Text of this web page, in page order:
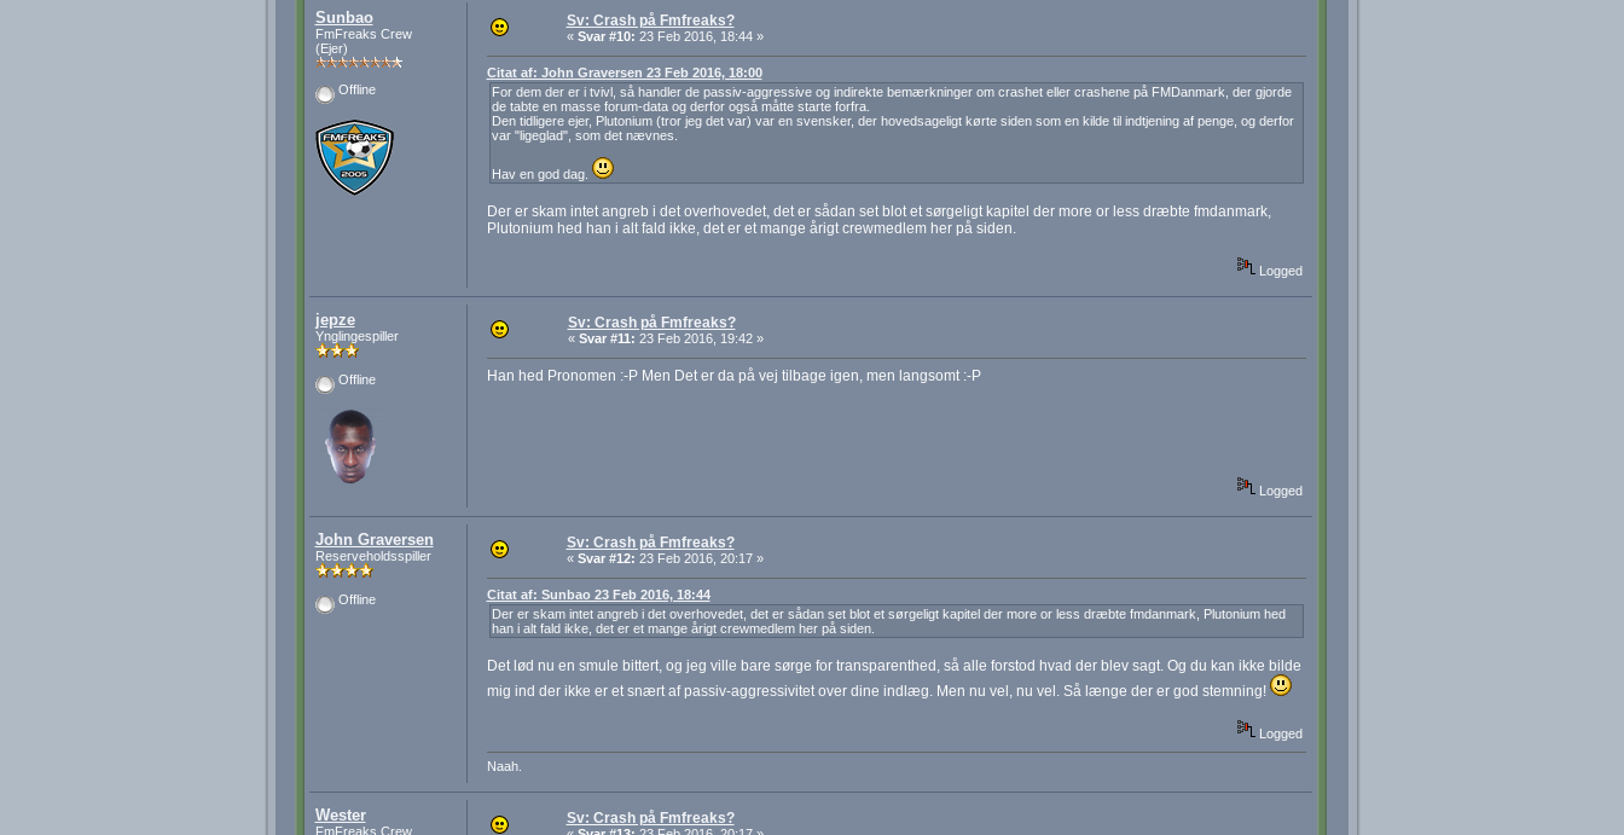
Sunbao
FmFreaks Crew
(Ejer)
Offline
Sv: Crash på Fmfreaks?
« Svar #10: 23 Feb 2016, 18:44 »
Citat af: John Graversen 23 Feb 2016, 18:00
For dem der er i tvivl, så handler de passiv-aggressive og indirekte bemærkninger om crashet eller crashene på FMDanmark, der gjorde
de tabte en masse forum-data og derfor også måtte starte forfra.
Den tidligere ejer, Plutonium (tror jeg det var) var en svensker, der hovedsageligt kørte siden som en kilde til indtjening af penge, og derfor
var "ligeglad", som det nævnes.
Hav en god dag.
Der er skam intet angreb i det overhovedet, det er sådan set blot et sørgeligt kapitel der more or less dræbte fmdanmark,
Plutonium hed han i alt fald ikke, det er et mange årigt crewmedlem her på siden.
Logged
jepze
Ynglingespiller
Offline
Sv: Crash på Fmfreaks?
« Svar #11: 23 Feb 2016, 19:42 »
Han hed Pronomen :-P Men Det er da på vej tilbage igen, men langsomt :-P
Logged
John Graversen
Reserveholdsspiller
Offline
Sv: Crash på Fmfreaks?
« Svar #12: 23 Feb 2016, 20:17 »
Citat af: Sunbao 23 Feb 2016, 18:44
Der er skam intet angreb i det overhovedet, det er sådan set blot et sørgeligt kapitel der more or less dræbte fmdanmark, Plutonium hed
han i alt fald ikke, det er et mange årigt crewmedlem her på siden.
Det lød nu en smule bittert, og jeg ville bare sørge for transparenthed, så alle forstod hvad der blev sagt. Og du kan ikke bilde
mig ind der ikke er et snært af passiv-aggressivitet over dine indlæg. Men nu vel, nu vel. Så længe der er god stemning!
Logged
Naah.
Wester
FmFreaks Crew
Sv: Crash på Fmfreaks?